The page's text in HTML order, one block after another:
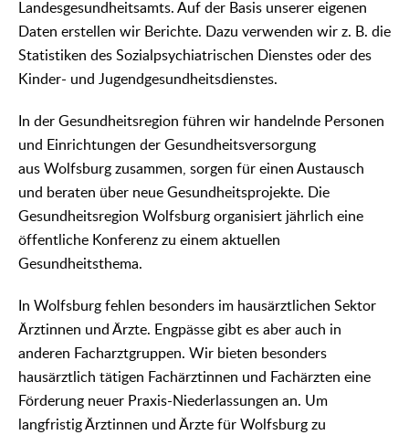
Landesgesundheitsamts. Auf der Basis unserer eigenen
Daten erstellen wir Berichte. Dazu verwenden wir z. B. die
Statistiken des Sozialpsychiatrischen Dienstes oder des
Kinder- und Jugendgesundheitsdienstes.
In der Gesundheitsregion führen wir handelnde Personen
und Einrichtungen der Gesundheitsversorgung
aus Wolfsburg zusammen, sorgen für einen Austausch
und beraten über neue Gesundheitsprojekte. Die
Gesundheitsregion Wolfsburg organisiert jährlich eine
öffentliche Konferenz zu einem aktuellen
Gesundheitsthema.
In Wolfsburg fehlen besonders im hausärztlichen Sektor
Ärztinnen und Ärzte. Engpässe gibt es aber auch in
anderen Facharztgruppen. Wir bieten besonders
hausärztlich tätigen Fachärztinnen und Fachärzten eine
Förderung neuer Praxis-Niederlassungen an. Um
langfristig Ärztinnen und Ärzte für Wolfsburg zu